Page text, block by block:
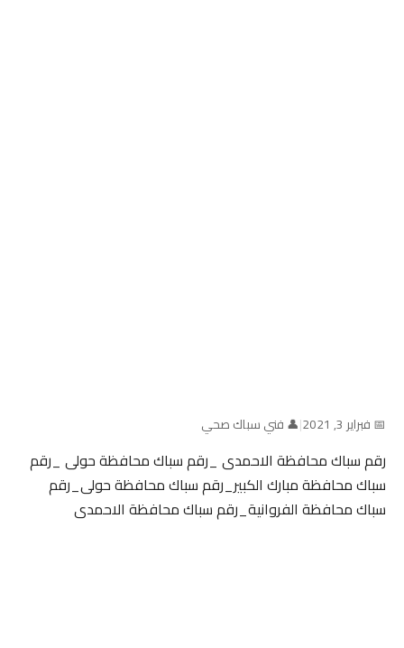
📅 فبراير 3, 2021 |👤 فني سباك صحي
رقم سباك محافظة الاحمدى _رقم سباك محافظة حولى _رقم
سباك محافظة مبارك الكبير_رقم سباك محافظة حولى_رقم
سباك محافظة الفروانية_رقم سباك محافظة الاحمدى